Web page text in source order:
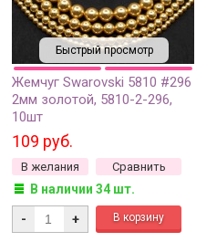
Быстрый просмотр
Жемчуг Swarovski 5810 #296
2мм золотой, 5810-2-296,
10шт
109 руб.
В желания Сравнить
В наличии 34 шт.
- +